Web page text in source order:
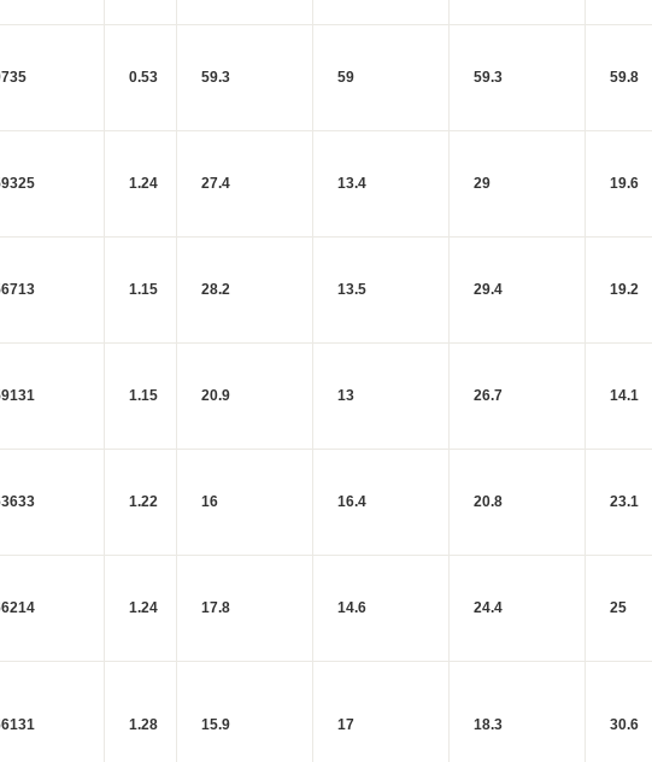
0.53 59.3 59 59.3 59.8
1.24 27.4 13.4 29 19.6
1.15 28.2 13.5 29.4 19.2
1.15 20.9 13 26.7 14.1
1.22 16 16.4 20.8 23.1
1.24 17.8 14.6 24.4 25
1.28 15.9 17 18.3 30.6